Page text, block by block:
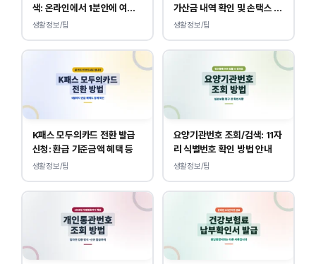
색: 온라인에서 1분안에 여부
확인 하는 방법
생활정보/팁
가산금 내역 확인 및 손택스 이
택스 경로 안내
생활정보/팁
K패스 모두의카드 전환 발급
신청: 환급 기준금액 혜택 등
생활정보/팁
요양기관번호 조회/검색: 11자
리 식별번호 확인 방법 안내
생활정보/팁